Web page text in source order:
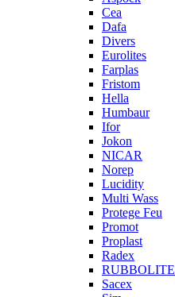
Cea
Dafa
Divers
Eurolites
Farplas
Fristom
Hella
Humbaur
Ifor
Jokon
NICAR
Norep
Lucidity
Multi Wass
Protege Feu
Promot
Proplast
Radex
RUBBOLITE
Sacex